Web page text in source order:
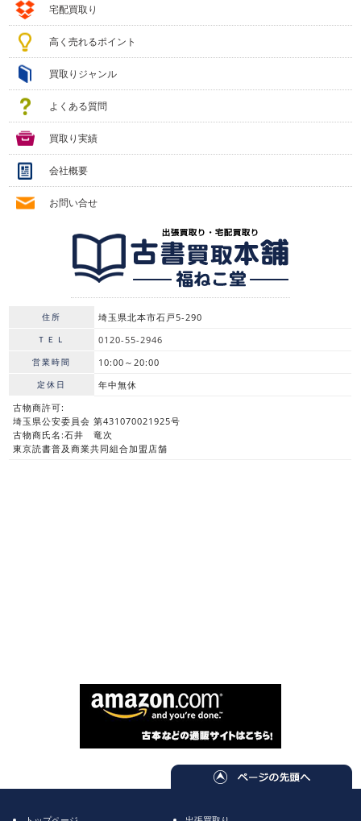
宅配買取り
高く売れるポイント
買取りジャンル
よくある質問
買取り実績
会社概要
お問い合せ
住所 埼玉県北本市石戸5-290
ＴＥＬ 0120-55-2946
営業時間 10:00～20:00
定休日
年中無休
古物商許可:
埼玉県公安委員会 第431070021925号
古物商氏名:石井 竜次
東京読書普及商業共同組合加盟店舗